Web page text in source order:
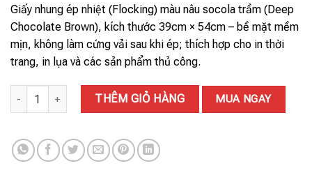
Giấy nhung ép nhiệt (Flocking) màu nâu socola trầm (Deep
Chocolate Brown), kích thước 39cm × 54cm – bề mặt mềm
mịn, không làm cứng vải sau khi ép; thích hợp cho in thời
trang, in lụa và các sản phẩm thủ công.
GIẤY NHUNG 69# số lượngTHÊM GIỎ HÀNG MUA NGAY